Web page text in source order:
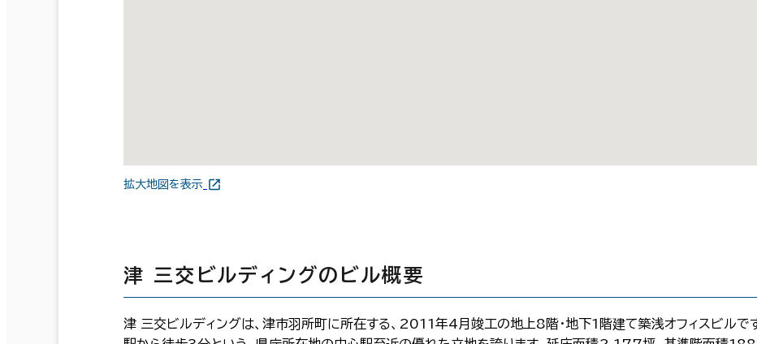
拡大地図を表示
津 三交ビルディングのビル概要
津 三交ビルディングは、津市羽所町に所在する、2011年4月竣工の地上8階・地下1階建て築浅オフィスビルで